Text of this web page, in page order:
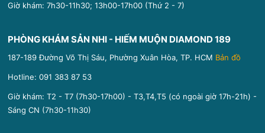
Giờ khám: 7h30-11h30; 13h00-17h00 (Thứ 2 - 7)
PHÒNG KHÁM SẢN NHI - HIẾM MUỘN DIAMOND 189
187-189 Đường Võ Thị Sáu, Phường Xuân Hòa, TP. HCM Bản đồ
Hotline:091 383 87 53
Giờ khám: T2 - T7 (7h30-17h00) - T3,T4,T5 (có ngoài giờ 17h-21h) -
Sáng CN (7h30-11h30)